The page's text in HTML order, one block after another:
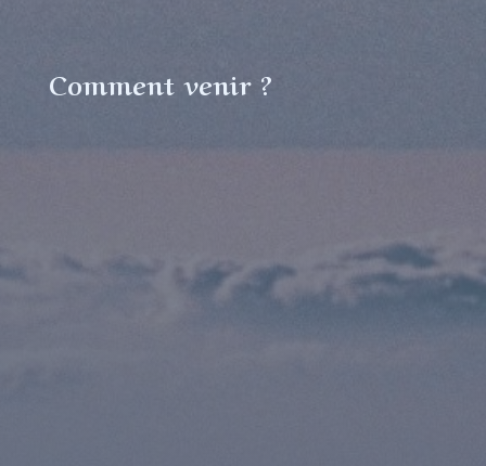
Comment venir ?